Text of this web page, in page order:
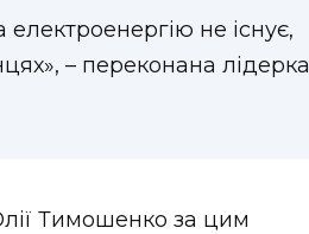
не існує,
– переконана лідерка
Тимошенко за цим